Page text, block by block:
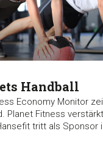
Handball
Economy Monitor
Planet Fitness verstärkt
tritt als Sponsor